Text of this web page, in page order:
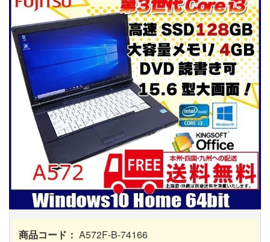
商品コード： A572F-B-74166